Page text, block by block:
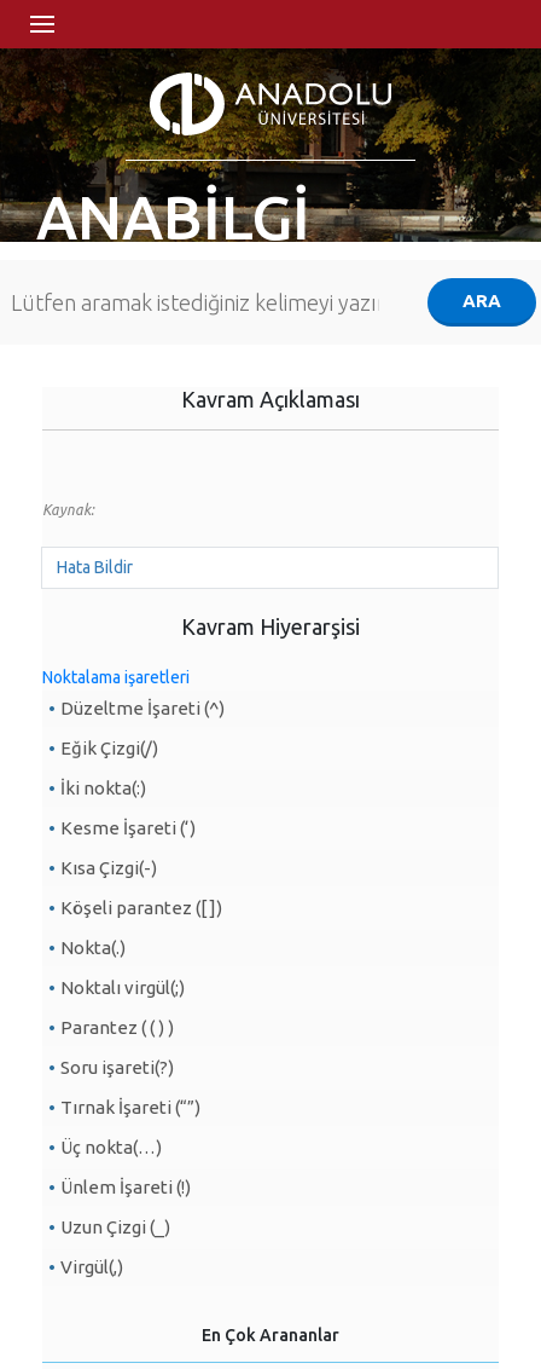
ANABİLGİ
Kavram Açıklaması
Kaynak:
Hata Bildir
Kavram Hiyerarşisi
Noktalama işaretleri
Düzeltme İşareti (^)
Eğik Çizgi(/)
İki nokta(:)
Kesme İşareti (‘)
Kısa Çizgi(-)
Köşeli parantez ([ ])
Nokta(.)
Noktalı virgül(;)
Parantez ( ( ) )
Soru işareti(?)
Tırnak İşareti (“”)
Üç nokta(…)
Ünlem İşareti (!)
Uzun Çizgi (_)
Virgül(,)
En Çok Arananlar